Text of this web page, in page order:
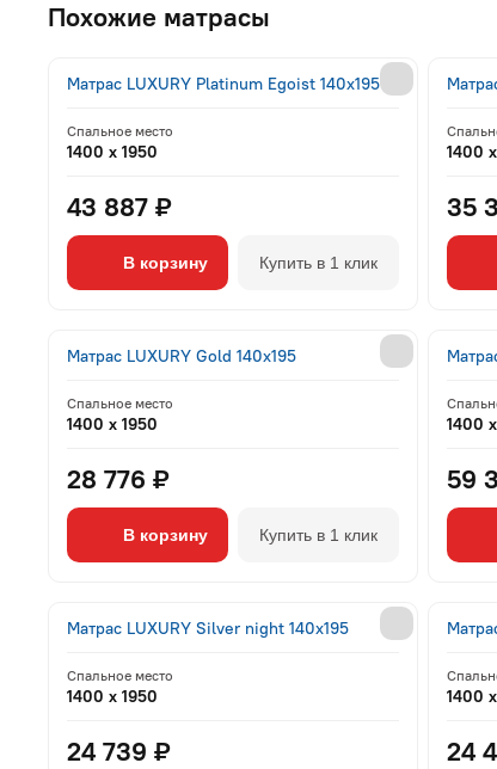
Похожие матрасы
Матрас LUXURY Platinum Egoist 140x195
Спальное место
1400 x 1950
43 887 ₽
В корзину Купить в 1 клик
1400
35
Матрас LUXURY Gold 140x195
Спальное место
1400 x 1950
28 776 ₽
В корзину Купить в 1 клик
1400
59
Матрас LUXURY Silver night 140x195
Спальное место
1400 x 1950
24 739 ₽
1400
24